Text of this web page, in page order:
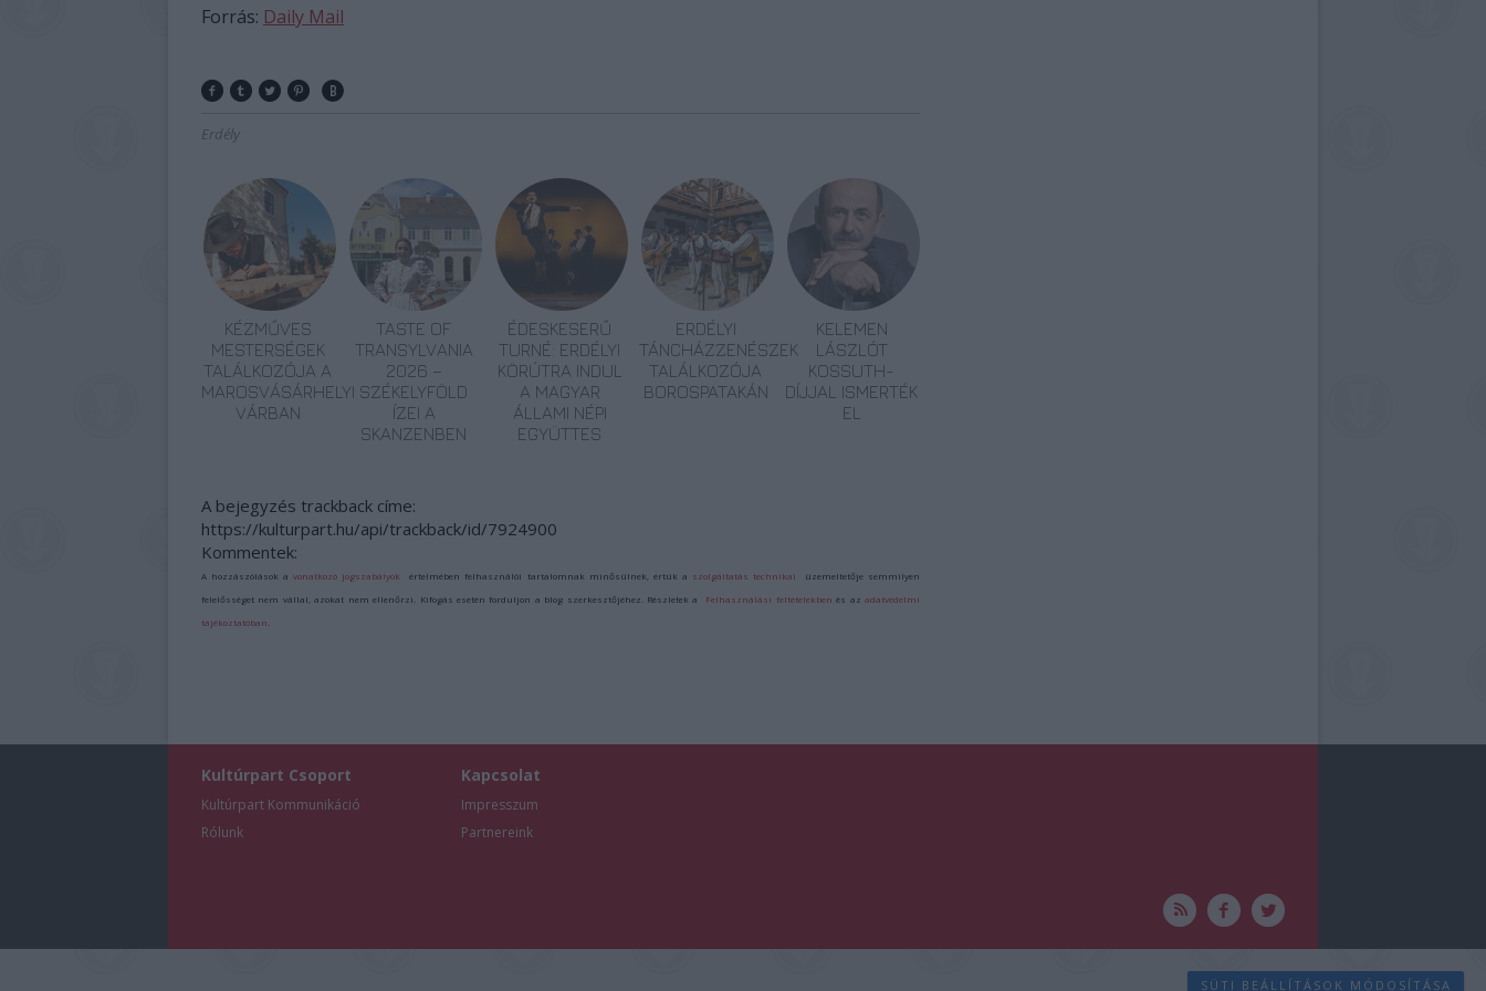
Forrás: Daily Mail
Erdély
KÉZMŰVES
MESTERSÉGEK
TALÁLKOZÓJA A
MAROSVÁSÁRHELYI
VÁRBAN
TASTE OF
TRANSYLVANIA
2026 –
SZÉKELYFÖLD
ÍZEI A
SKANZENBEN
ÉDESKESERŰ
TURNÉ: ERDÉLYI
KÖRÚTRA INDUL
A MAGYAR
ÁLLAMI NÉPI
EGYÜTTES
ERDÉLYI
TÁNCHÁZZENÉSZEK
TALÁLKOZÓJA
BOROSPATAKÁN
KELEMEN
LÁSZLÓT
KOSSUTH-
DÍJJAL ISMERTÉK
EL
A bejegyzés trackback címe:
https://kulturpart.hu/api/trackback/id/7924900
Kommentek:
A hozzászólások avonatkozó jogszabályok értelmében felhasználói tartalomnak minősülnek, értük a szolgáltatás technikai üzemeltetője semmilyen
felelősséget nem vállal, azokat nem ellenőrzi. Kifogás esetén forduljon a blog szerkesztőjéhez. Részletek a Felhasználási feltételekben és azadatvédelmi
tájékoztatóban
Kultúrpart Csoport
Kultúrpart Kommunikáció
Rólunk
Kapcsolat
Impresszum
Partnereink
SÜTI BEÁLLÍTÁSOK MÓDOSÍTÁSA